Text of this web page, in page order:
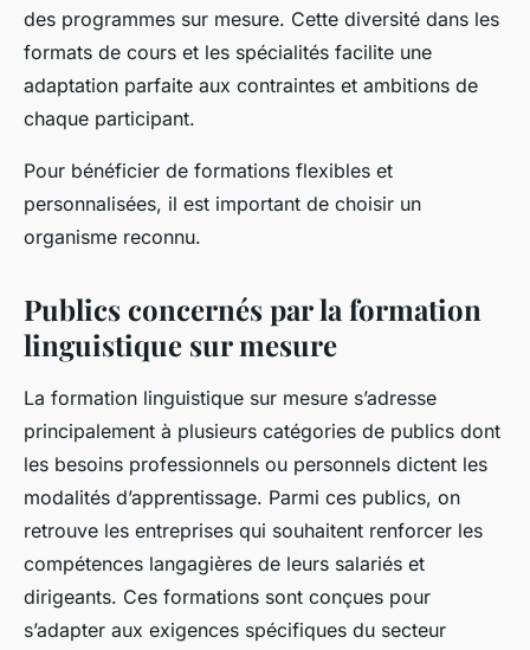
des programmes sur mesure. Cette diversité dans les
formats de cours et les spécialités facilite une
adaptation parfaite aux contraintes et ambitions de
chaque participant.
Pour bénéficier de formations flexibles et
personnalisées, il est important de choisir un
organisme reconnu.
Publics concernés par la formation
linguistique sur mesure
La formation linguistique sur mesure s’adresse
principalement à plusieurs catégories de publics dont
les besoins professionnels ou personnels dictent les
modalités d’apprentissage. Parmi ces publics, on
retrouve les entreprises qui souhaitent renforcer les
compétences langagières de leurs salariés et
dirigeants. Ces formations sont conçues pour
s’adapter aux exigences spécifiques du secteur